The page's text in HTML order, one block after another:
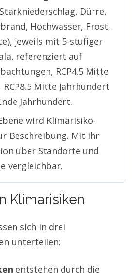
Dürre,
Hochwasser, Frost,
jeweils mit 5-stufiger
referenziert auf
RCP4.5 Mitte
RCP8.5 Mitte Jahrhundert
Jahrhundert.
wird Klimarisiko-
Beschreibung. Mit ihr
über Standorte und
vergleichbar.
Klimarisiken
sich in drei
unterteilen:
entstehen durch die